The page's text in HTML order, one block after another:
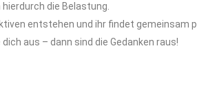
die Belastung.
entstehen und ihr findet gemeinsam
aus – dann sind die Gedanken raus!